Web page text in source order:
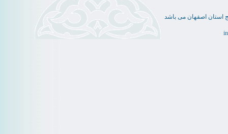
استان اصفهان می باشد